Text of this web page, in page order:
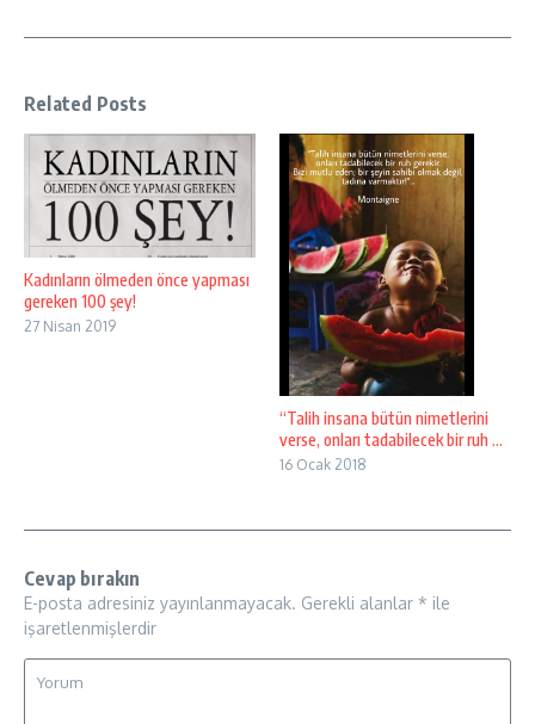
Related Posts
Kadınların ölmeden önce yapması
gereken 100 şey!
27 Nisan 2019
“Talih insana bütün nimetlerini
verse, onları tadabilecek bir ruh ...
16 Ocak 2018
Cevap bırakın
E-posta adresiniz yayınlanmayacak. Gerekli alanlar * ile
işaretlenmişlerdir